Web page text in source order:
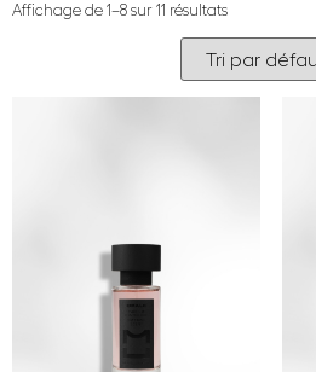
Affichage de 1–8 sur 11 résultats